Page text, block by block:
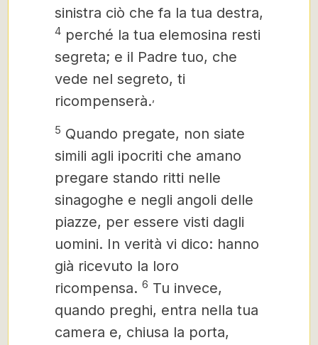
sinistra ciò che fa la tua destra,
4 perché la tua elemosina resti
segreta; e il Padre tuo, che
vede nel segreto, ti
ricompenserà.
5 Quando pregate, non siate
simili agli ipocriti che amano
pregare stando ritti nelle
sinagoghe e negli angoli delle
piazze, per essere visti dagli
uomini. In verità vi dico: hanno
già ricevuto la loro
ricompensa. 6 Tu invece,
quando preghi, entra nella tua
camera e, chiusa la porta,